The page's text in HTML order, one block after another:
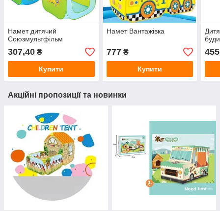
Намет дитячий
Союзмультфільм
307,40 ₴
Купити
Намет Вантажівка
777₴
Купити
Акційні пропозиції та новинки